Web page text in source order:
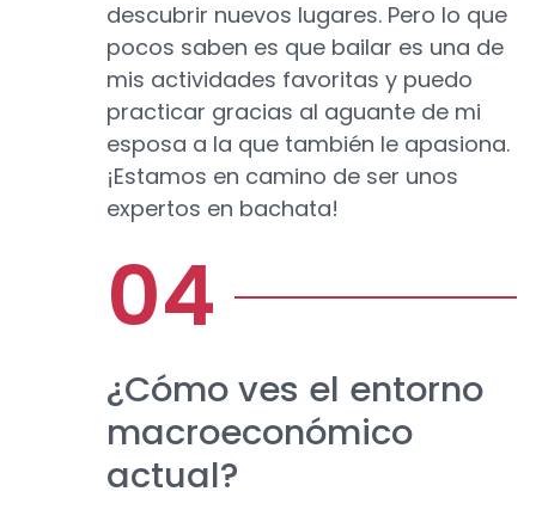
descubrir nuevos lugares. Pero lo que
pocos saben es que bailar es una de
mis actividades favoritas y puedo
practicar gracias al aguante de mi
esposa a la que también le apasiona.
¡Estamos en camino de ser unos
expertos en bachata!
¿Cómo ves el entorno
macroeconómico
actual?